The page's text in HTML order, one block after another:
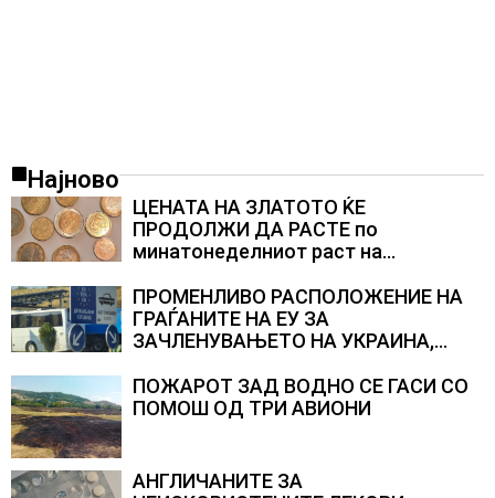
Најново
ЦЕНАТА НА ЗЛАТОТО ЌЕ
ПРОДОЛЖИ ДА РАСТЕ по
минатонеделниот раст на
ПРОМЕНЛИВО РАСПОЛОЖЕНИЕ НА
ГРАЃАНИТЕ НА ЕУ ЗА
ЗАЧЛЕНУВАЊЕТО НА УКРАИНА,
Полска, Франција и Германија
ПОЖАРОТ ЗАД ВОДНО СЕ ГАСИ СО
ПОМОШ ОД ТРИ АВИОНИ
АНГЛИЧАНИТЕ ЗА